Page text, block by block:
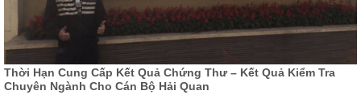
Thời Hạn Cung Cấp Kết Quả Chứng Thư – Kết Quả Kiểm Tra
Chuyên Ngành Cho Cán Bộ Hải Quan